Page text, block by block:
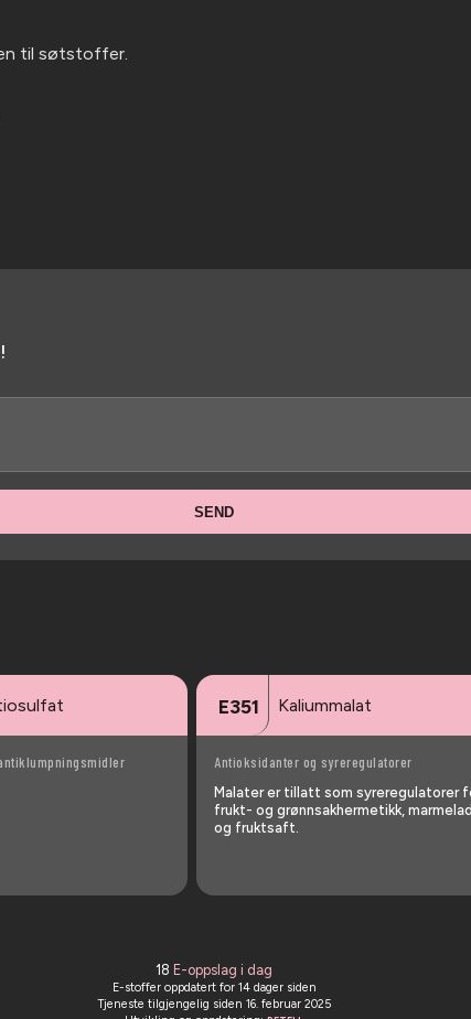
til søtstoffer.
SEND
E351 Kaliummalat
Antioksidanter og syreregulatorer
Malater er tillatt som syreregulatorer
frukt- og grønnsakhermetikk,
og fruktsaft.
18 E-oppslag i dag
E-stoffer oppdatert for 14 dager siden
Tjeneste tilgjengelig siden 16. februar 2025